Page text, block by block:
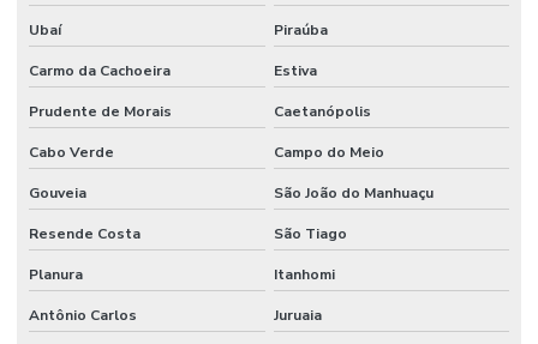
Serviço De Pintura Poliuretano Impermeável
Técnicas De Tratamento De Juntas De Dilatação
Tratamento De Juntas De Dilatação
Tratamento De Juntas De Dilatação Em Minas Gerais
Tratamento De Juntas De Dilatação Paraná
Tratamento De Juntas De Dilatação Sp
Tratamento Eficaz De Juntas De Dilatação
Ubaí Piraúba
Carmo da Cachoeira Estiva
Prudente de Morais Caetanópolis
Cabo Verde Campo do Meio
Gouveia São João do Manhuaçu
Resende Costa São Tiago
Planura Itanhomi
Antônio Carlos Juruaia